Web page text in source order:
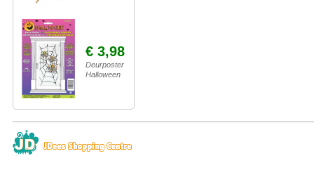
€ 3,98
Deurposter
Halloween